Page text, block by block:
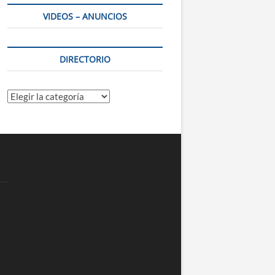
VIDEOS – ANUNCIOS
DIRECTORIO
Directorio